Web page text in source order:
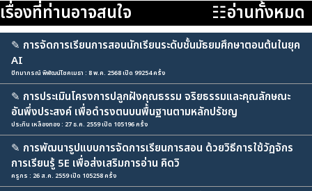
เรื่องที่ท่านอาจสนใจ ☷อ่านทั้งหมด
✎ การจัดการเรียนการสอนนักเรียนระดับชั้นมัธยมศึกษาตอนต้นในยุค
AI
ปัทมาภรณ์ พิพัฒน์โชคเมธา : 8 พ.ค. 2568 เปิด 99254 ครั้ง
✎ การประเมินโครงการปลูกฝังคุณธรรม จริยธรรมและคุณลักษณะ
อันพึ่งประสงค์ เพื่อดำรงตนบนพื้นฐานตามหลักปรัชญ
ประทิน เหลืองทอง : 27 ธ.ค. 2559 เปิด 105196 ครั้ง
✎ การพัฒนารูปแบบการจัดการเรียนการสอน ด้วยวิธีการใช้วัฏจักร
การเรียนรู้ 5E เพื่อส่งเสริมการอ่าน คิดวิ
ครูภร : 26 ส.ค. 2559 เปิด 105258 ครั้ง